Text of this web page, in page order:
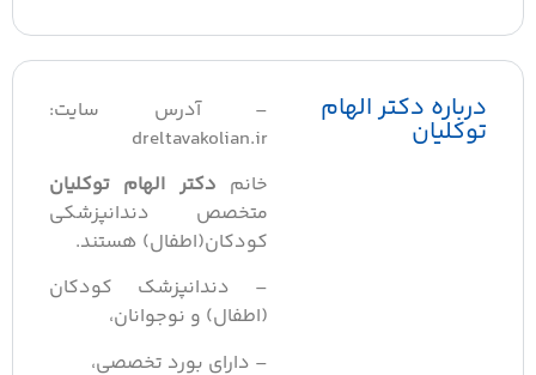
درباره دکتر الهام
توکلیان
– آدرس سایت:
dreltavakolian.ir
خانمدکتر الهام توکلیان
متخصص دندانپزشکی
کودکان(اطفال) هستند.
– دندانپزشک کودکان
(اطفال) و نوجوانان،
– دارای بورد تخصصی،